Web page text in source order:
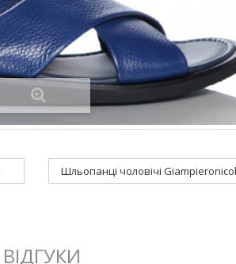
Шльопанці чоловічі
ВІДГУКИ